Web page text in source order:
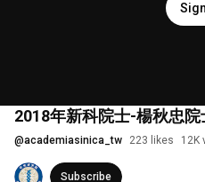
2018年新科院士-楊秋忠
@academiasinica_tw 223 likes 12K
Subscribe